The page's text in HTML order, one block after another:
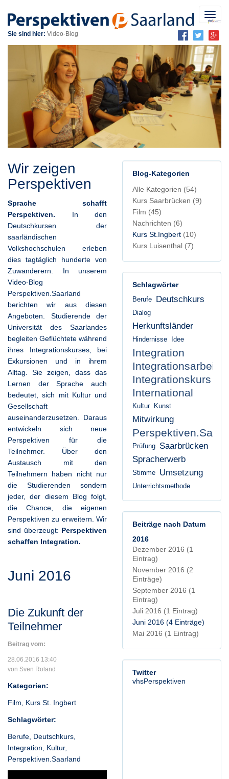
Sie sind hier: Video-Blog
Wir zeigen
Perspektiven
Sprache schafft
Perspektiven. In den
Deutschkursen der
saarländischen
Volkshochschulen erleben
dies tagtäglich hunderte von
Zuwanderern. In unserem
Video-Blog
Perspektiven.Saarland
berichten wir aus diesen
Angeboten. Studierende der
Universität des Saarlandes
begleiten Geflüchtete während
ihres Integrationskurses, bei
Exkursionen und in ihrem
Alltag. Sie zeigen, dass das
Lernen der Sprache auch
bedeutet, sich mit Kultur und
Gesellschaft
auseinanderzusetzen. Daraus
entwickeln sich neue
Perspektiven für die
Teilnehmer. Über den
Austausch mit den
Teilnehmern haben nicht nur
die Studierenden sondern
jeder, der diesem Blog folgt,
die Chance, die eigenen
Perspektiven zu erweitern. Wir
sind überzeugt: Perspektiven
schaffen Integration.
Juni 2016
Die Zukunft der
Teilnehmer
Beitrag vom:
28.06.2016 13:40
von Sven Roland
Kategorien:
Film Kurs St. Ingbert
Schlagwörter:
Berufe Deutschkurs
Integration
Kultur,
Perspektiven.Saarland
Blog-Kategorien
Alle Kategorien (54)
Kurs Saarbrücken (9)
Film (45)
Nachrichten (6)
Kurs St.Ingbert (10)
Kurs Luisenthal (7)
Schlagwörter
Berufe Deutschkurs
Dialog
Herkunftsländer
Hindernisse Idee
Integration
Integrationsarbeit
Integrationskurs
International
Kultur Kunst
Mitwirkung
Prüfung
Saarbrücken
Spracherwerb
Stimme Umsetzung
Unterrichtsmethode
Beiträge nach Datum
2016
Dezember 2016 (1
Eintrag)
November 2016 (2
Einträge)
September 2016 (1
Eintrag)
Juli 2016 (1 Eintrag)
Juni 2016 (4 Einträge)
Mai 2016 (1 Eintrag)
Twitter
vhsPerspektiven